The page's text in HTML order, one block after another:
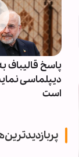
پاسخ قالیباف
دیپلماسی
است